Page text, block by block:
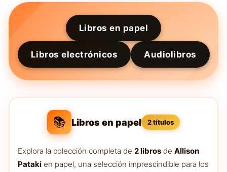
Libros en papel
Libros electrónicos Audiolibros
📚 Libros en papel 2 títulos
Explora la colección completa de 2 libros de Allison
Pataki en papel, una selección imprescindible para los